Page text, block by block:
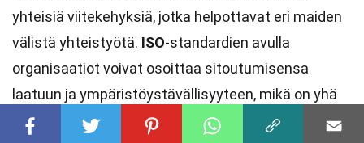
yhteisiä viitekehyksiä, jotka helpottavat eri maiden
välistä yhteistyötä. ISO-standardien avulla
organisaatiot voivat osoittaa sitoutumisensa
laatuun ja ympäristöystävällisyyteen, mikä on yhä
tärkeämpää nykypäivän kuluttajille. Vaikka